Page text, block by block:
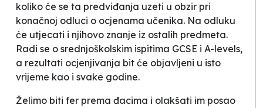
koliko će se ta predviđanja uzeti u obzir pri
konačnoj odluci o ocjenama učenika. Na odluku
će utjecati i njihovo znanje iz ostalih predmeta.
Radi se o srednjoškolskim ispitima GCSE i A-levels,
a rezultati ocjenjivanja bit će objavljeni u isto
vrijeme kao i svake godine.
Želimo biti fer prema đacima i olakšati im posao